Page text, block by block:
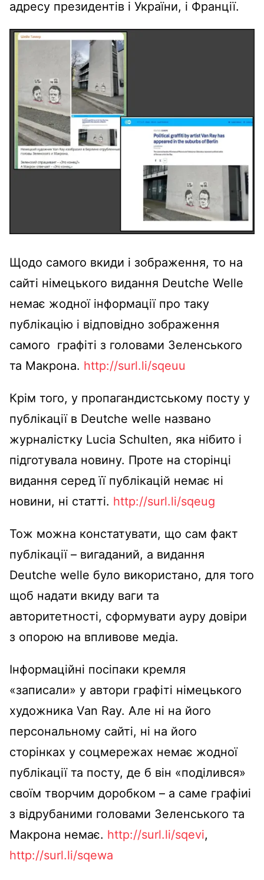
адресу президентів і України, і Франції.
Щодо самого вкиди і зображення, то на
сайті німецького видання Deutche Welle
немає жодної інформації про таку
публікацію і відповідно зображення
самого графіті з головами Зеленського
та Макрона. http://surl.li/sqeuu
Крім того, у пропагандистському посту у
публікації в Deutche welle названо
журналістку Lucia Schulten, яка нібито і
підготувала новину. Проте на сторінці
видання серед її публікацій немає ні
новини, ні статті. http://surl.li/sqeug
Тож можна констатувати, що сам факт
публікації – вигаданий, а видання
Deutche welle було використано, для того
щоб надати вкиду ваги та
авторитетності, сформувати ауру довіри
з опорою на впливове медіа.
Інформаційні посіпаки кремля
«записали» у автори графіті німецького
художника Van Ray. Але ні на його
персональному сайті, ні на його
сторінках у соцмережах немає жодної
публікації та посту, де б він «поділився»
своїм творчим доробком – а саме графіиі
з відрубаними головами Зеленського та
Макрона немає. http://surl.li/sqevi,
http://surl.li/sqewa